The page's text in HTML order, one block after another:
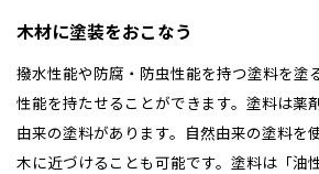
木材に塗装をおこなう
撥水性能や防腐・防虫性能を持つ塗料を塗
性能を持たせることができます。塗料は薬
由来の塗料があります。自然由来の塗料を
木に近づけることも可能です。塗料は「油